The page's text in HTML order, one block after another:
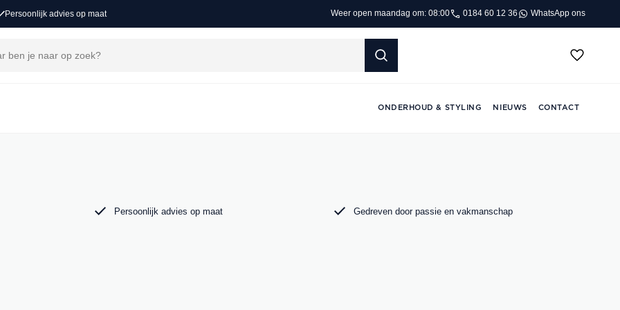
Persoonlijk advies op maat Weer open maandag om: 08:00 0184 60 12 36 WhatsApp ons
ONDERHOUD & STYLING NIEUWS CONTACT
Auto vind je een zorgvuldig
de krachtige Audi RS6. Bekijk ons aanbod
Persoonlijk advies op maat Gedreven door passie en vakmanschap